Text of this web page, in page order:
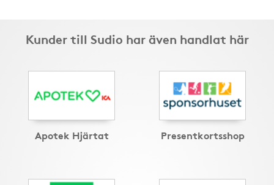
Kunder till Sudio har även handlat här
Apotek Hjärtat Presentkortsshop